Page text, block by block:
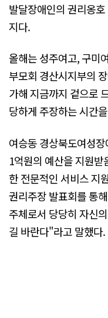
발달장애인의 권리옹
지다.
올해는 성주여고, 구미
부모회 경산시지부의
가해 지금까지 겉으로
당하게 주장하는 시간
여승동 경상북도여성
1억원의 예산을 지원
한 전문적인 서비스 지
권리주장 발표회를 통
주체로서 당당히 자신
길 바란다"라고 말했다.